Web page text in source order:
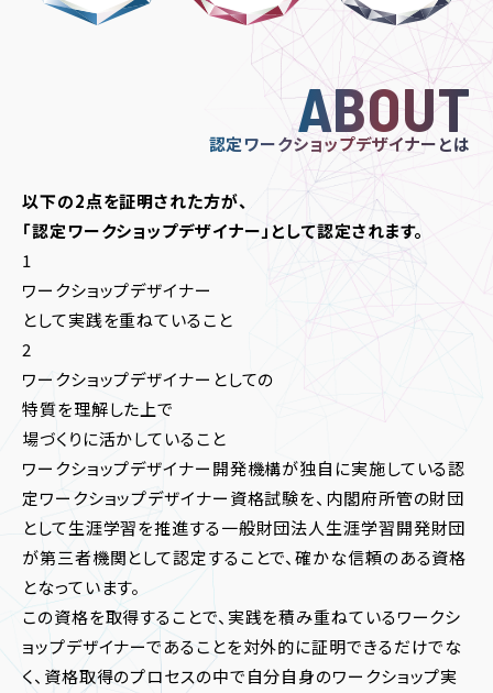
ABOUT
認定ワークショップデザイナーとは
以下の2点を証明された方が、
「認定ワークショップデザイナー」として認定されます。
1
ワークショップデザイナー
として実践を重ねていること
2
ワークショップデザイナーとしての
特質を理解した上で
場づくりに活かしていること
ワークショップデザイナー開発機構が独自に実施している認
定ワークショップデザイナー資格試験を、内閣府所管の財団
として生涯学習を推進する一般財団法人生涯学習開発財団
が第三者機関として認定することで、確かな信頼のある資格
となっています。
この資格を取得することで、実践を積み重ねているワークシ
ョップデザイナーであることを対外的に証明できるだけでな
く、資格取得のプロセスの中で自分自身のワークショップ実